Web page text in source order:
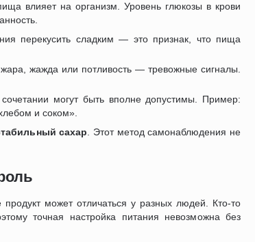
влияет на организм. Уровень глюкозы в крови
перекусить сладким — это признак, что пища
жара, жажда или потливость — тревожные сигналы.
могут быть вполне допустимы. Пример:
и соком».
сахар . Этот метод самонаблюдения не
может отличаться у разных людей. Кто-то
точная настройка питания невозможна без